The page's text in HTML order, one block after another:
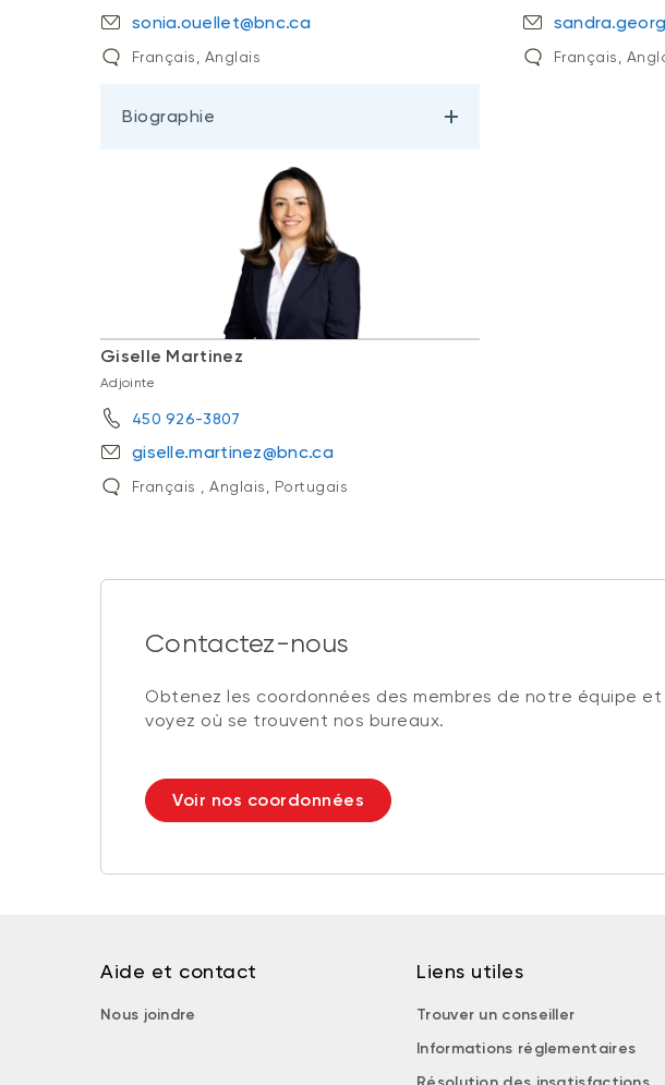
sonia.ouellet@bnc.ca
Français, Anglais
Biographie
Français,
Giselle Martinez
Adjointe
450 926-3807
giselle.martinez@bnc.ca
Français , Anglais, Portugais
Contactez-nous
Obtenez les coordonnées des membres de notre équipe et
voyez où se trouvent nos bureaux.
Voir nos coordonnées
Aide et contact
Nous joindre
Liens utiles
Trouver un conseiller
Informations réglementaires